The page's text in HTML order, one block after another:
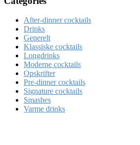
After-dinner cocktails
Drinks
Generelt
Klassiske cocktails
Longdrinks
Moderne cocktails
Opskrifter
Pre-dinner cocktails
Signature cocktails
Smashes
Varme drinks